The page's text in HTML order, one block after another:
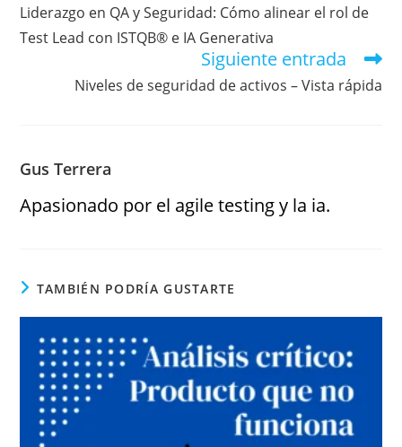
Liderazgo en QA y Seguridad: Cómo alinear el rol de
Test Lead con ISTQB® e IA Generativa
Siguiente entrada
Niveles de seguridad de activos – Vista rápida
Gus Terrera
Apasionado por el agile testing y la ia.
TAMBIÉN PODRÍA GUSTARTE